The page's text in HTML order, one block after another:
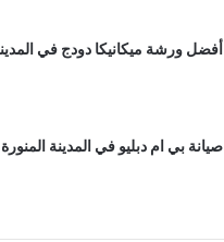
أفضل ورشة ميكانيكا دودج في
صيانة بي ام دبليو في المدينة المنورة